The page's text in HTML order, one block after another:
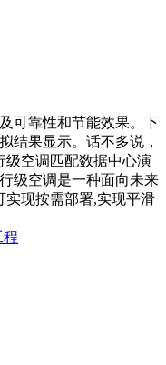
可靠性和节能效果。下
结果显示。话不多说，
级空调匹配数据中心演
级空调是一种面向未来
实现按需部署,实现平滑